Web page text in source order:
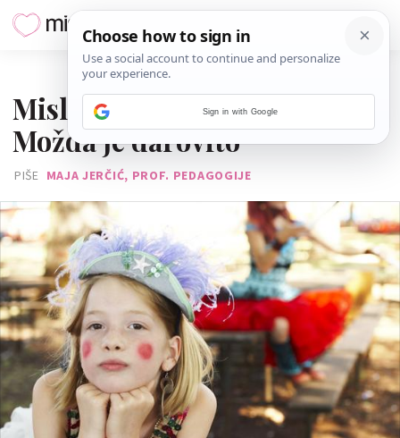
Misliš da ti je dijete čudno?
Možda je darovito
PIŠE MAJA JERČIĆ, PROF. PEDAGOGIJE
Sign in with Google